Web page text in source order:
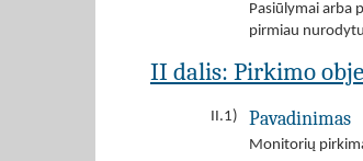
Pasiūlymai arba
pirmiau
II dalis: Pirkimo
II.1) Pavadinimas
Monitorių